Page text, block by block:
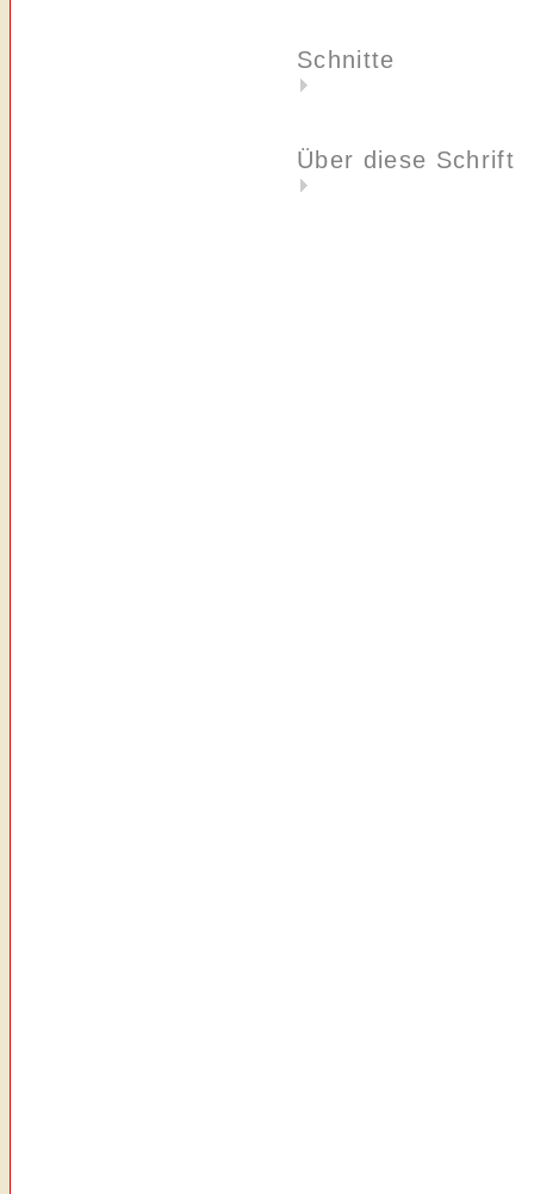
Schnitte
Über diese Schrift